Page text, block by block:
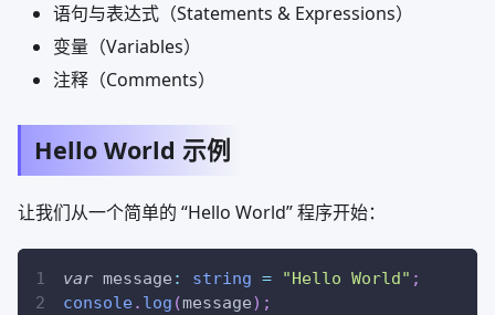
语句与表达式（Statements & Expressions）
变量（Variables）
注释（Comments）
Hello World 示例
让我们从一个简单的 “Hello World” 程序开始：
var message : string = "Hello World" ;
console. log (message) ;